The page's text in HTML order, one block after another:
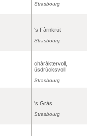
Strasbourg
's Fàrnkrüt
Strasbourg
chàràktervoll,
üsdrùcksvoll
Strasbourg
's Gràs
Strasbourg